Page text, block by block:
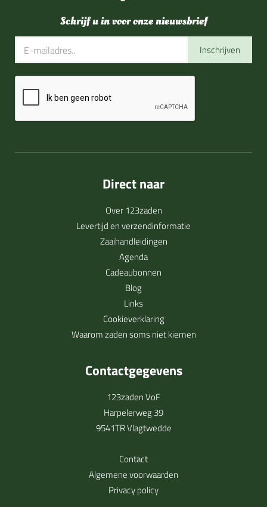
Schrijf u in voor onze nieuwsbrief
Inschrijven
Direct naar
Over 123zaden
Levertijd en verzendinformatie
Zaaihandleidingen
Agenda
Cadeaubonnen
Blog
Links
Cookieverklaring
Waarom zaden soms niet kiemen
Contactgegevens
123zaden VoF
Harpelerweg 39
9541TR Vlagtwedde
Contact
Algemene voorwaarden
Privacy policy